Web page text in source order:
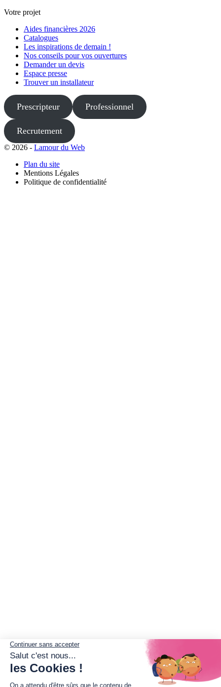
Votre projet
Aides financières 2026
Catalogues
Les inspirations de demain !
Nos conseils pour vos ouvertures
Demander un devis
Espace presse
Trouver un installateur
Prescripteur Professionnel
Recrutement
© 2026 - Lamour du Web
Plan du site
Mentions Légales
Politique de confidentialité